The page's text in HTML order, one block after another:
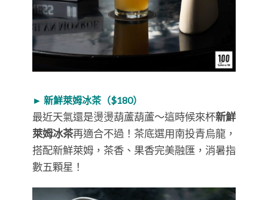
► 新鮮萊姆冰茶（$180）
最近天氣還是燙燙葫蘆葫蘆～這時候來杯新鮮
萊姆冰茶再適合不過！茶底選用南投青烏龍，
搭配新鮮萊姆，茶香、果香完美融匯，消暑指
數五顆星！